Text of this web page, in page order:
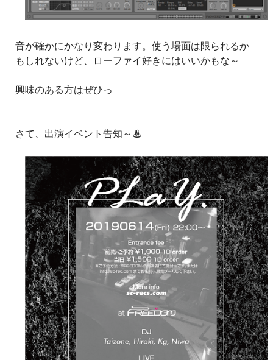
音が確かにかなり変わります。使う場面は限られるか
もしれないけど、ローファイ好きにはいいかもな～
興味のある方はぜひっ
さて、出演イベント告知～♨